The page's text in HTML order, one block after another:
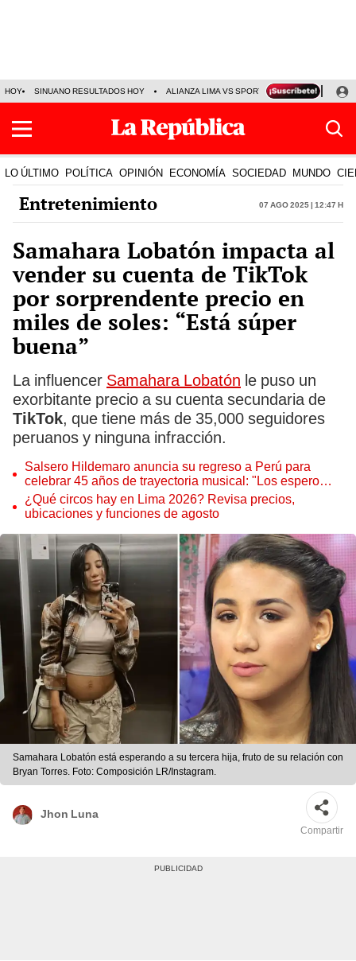
HOY SINUANO RESULTADOS HOY ALIANZA LIMA VS SPORT BOYS JORGE
LO ÚLTIMO POLÍTICA OPINIÓN ECONOMÍA SOCIEDAD MUNDO
Entretenimiento 07 Ago 2025 | 12:47 h
Samahara Lobatón impacta al
vender su cuenta de TikTok
por sorprendente precio en
miles de soles: “Está súper
buena”
La influencer Samahara Lobatón le puso un
exorbitante precio a su cuenta secundaria de
TikTok, que tiene más de 35,000 seguidores
peruanos y ninguna infracción.
Salsero Hildemaro anuncia su regreso a Perú para
celebrar 45 años de trayectoria musical: "Los espero
para cantar con todos ustedes”
¿Qué circos hay en Lima 2026? Revisa precios,
ubicaciones y funciones de agosto
Samahara Lobatón está esperando a su tercera hija, fruto de su relación con
Bryan Torres. Foto: Composición LR/Instagram.
Jhon Luna
Compartir